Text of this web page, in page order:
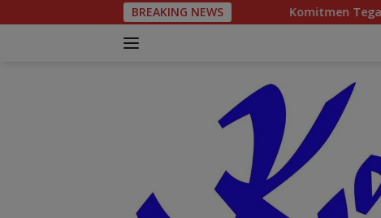
ke
BREAKING NEWS
Komitmen Tegas Legislator Natanael